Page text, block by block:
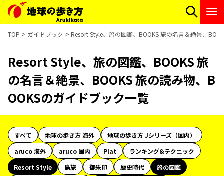
TOP ガイドブック Resort Style、旅の図鑑、BOOKS 旅の名言＆絶景、
Resort Style、旅の図鑑、BOOKS 旅
の名言＆絶景、BOOKS 旅の読み物、B
OOKSのガイドブック一覧
すべて 地球の歩き方 海外
地球の歩き方 Jシリーズ（国内）
aruco 海外
aruco 国内 Plat
ランキング&テクニック
Resort Style
島旅 御朱印 歴史時代
旅の図鑑